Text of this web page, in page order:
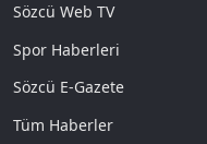
Sözcü Web TV
Spor Haberleri
Sözcü E-Gazete
Tüm Haberler